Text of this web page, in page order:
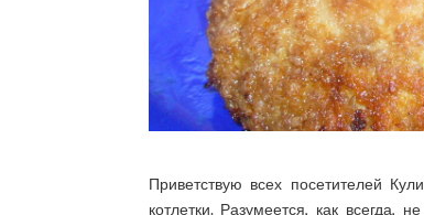
Приветствую всех посетителей
котлетки. Разумеется, как всегда,